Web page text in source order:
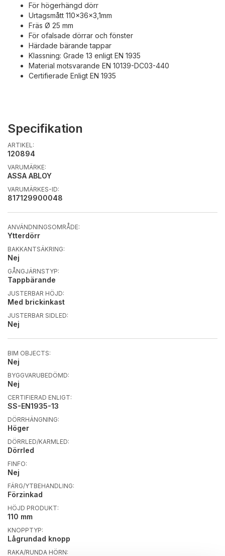
För högerhängd dörr
Urtagsmått 110x36x3,1mm
Fräs Ø 25 mm
För ofalsade dörrar och fönster
Härdade bärande tappar
Klassning: Grade 13 enligt EN 1935
Material motsvarande EN 10139-DC03-440
Certifierade Enligt EN 1935
Specifikation
ARTIKEL:
120894
VARUMÄRKE:
ASSA ABLOY
VARUMÄRKES-ID:
817129900048
ANVÄNDNINGSOMRÅDE:
Ytterdörr
BAKKANTSÄKRING:
Nej
GÅNGJÄRNSTYP:
Tappbärande
JUSTERBAR HÖJD:
Med brickinkast
JUSTERBAR SIDLED:
Nej
BIM OBJECTS:
Nej
BYGGVARUBEDÖMD:
Nej
CERTIFIERAD ENLIGT:
SS-EN1935-13
DÖRRHÄNGNING:
Höger
DÖRRLED/KARMLED:
Dörrled
FINFO:
Nej
FÄRG/YTBEHANDLING:
Förzinkad
HÖJD PRODUKT:
110 mm
KNOPPTYP:
Lågrundad knopp
RAKA/RUNDA HÖRN: